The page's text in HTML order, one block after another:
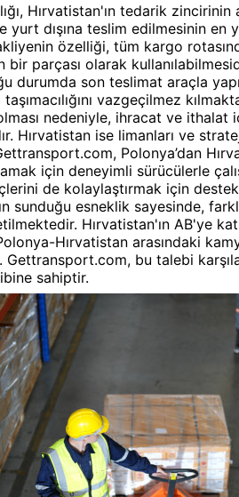
Hırvatistan'ın tedarik
yurt dışına teslim edilmesinin en
özelliği, tüm kargo
bir parçası olarak
durumda son teslimat araçla
vazgeçilmez
nedeniyle, ihracat ve ithalat
Hırvatistan ise limanları ve
Polonya’dan
için deneyimli sürücülerle
de kolaylaştırmak için
sunduğu esneklik sayesinde,
Hırvatistan'ın AB'ye
Hırvatistan arasındaki
Gettransport.com, bu talebi
sahiptir.